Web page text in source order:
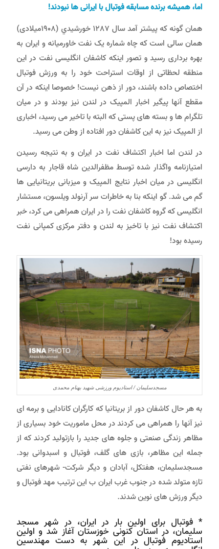
اما، همیشه برنده مسابقه فوتبال با ایرانی ها نبودند!
همان گونه که پیشتر آمد سال 1287 خورشيدي (1908میلادی)
همان سالی است که چاه شماره یک نفت خاورمیانه و ایران به
بهره برداری رسید و تصور اینکه کاشفان انگلیسی نفت در این
منطقه لحظاتی از اوقات استراحت خود را به ورزش فوتبال
اختصاص داده باشند، دور از ذهن نیست! خصوصا اینکه در آن
مقطع آنها پیگیر اخبار المپیک در لندن نیز بودند و در میان
تلگرام ها و بسته های پستی که البته با تاخیر می رسید، اخباری
از المپیک نیز به این کاشفان دور افتاده از وطن می رسید.
در لندن اما اخبار اکتشاف نفت در ایران و به نتیجه رسیدن
امتیازنامه واگذار شده توسط مظفرالدین شاه قاجار به دارسی
انگلیسی در میان اخبار نتایج المپیک و میزبانی بریتانیایی ها
گم می شد. گو اینکه بنا به خاطرات سر آرنولد ویلسون، مستشار
انگلیسی که گروه کاشفان نفت را در ایران همراهی می کرد، خبر
اکتشاف نفت نیز با تاخیز به لندن و دفتر مرکزی کمپانی نفت
رسیده بود!
مسجدسلیمان / استادیوم ورزشی شهید بهنام محمدی
به هر حال کاشفان دور از بریتانیا که کارگران کانادایی و برمه ای
نیز آنها را همراهی می کردند در محل ماموریت خود بسیاری از
مظاهر زندگی صنعتی و جلوه های جدید را بازتولید کردند كه از
جمله این مظاهر، بازی های گلف، فوتبال و اسبدوانی بود.
مسجدسلیمان، هفتکل، آبادان و دیگر شرکت- شهرهای نفتی
تازه متولد شده در جنوب غرب ایران ب این ترتیب مهد فوتبال و
دیگر ورزش های نوین شدند.
* فوتبال برای اولین بار در ایران، در شهر مسجد
سلیمان، در استان کنونی خوزستان آغاز شد و اولین
استادیوم فوتبال در این شهر به دست مهندسین